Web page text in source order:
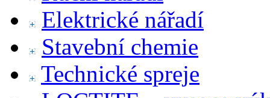
Elektrické nářadí
Stavební chemie
Technické spreje